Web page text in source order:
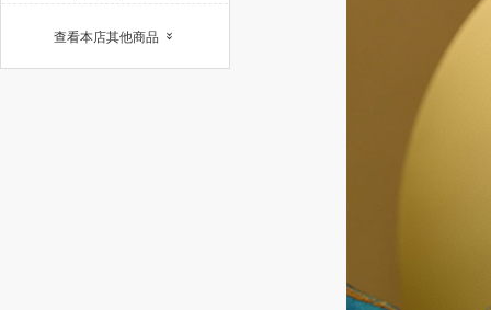
查看本店其他商品 »